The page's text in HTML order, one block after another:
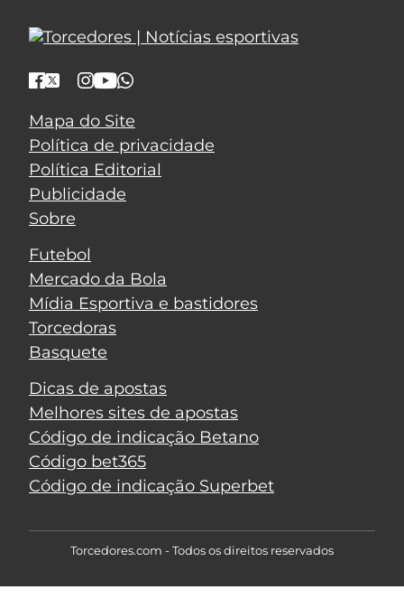
Mapa do Site
Política de privacidade
Política Editorial
Publicidade
Sobre
Futebol
Mercado da Bola
Mídia Esportiva e bastidores
Torcedoras
Basquete
Dicas de apostas
Melhores sites de apostas
Código de indicação Betano
Código bet365
Código de indicação Superbet
Torcedores.com - Todos os direitos reservados